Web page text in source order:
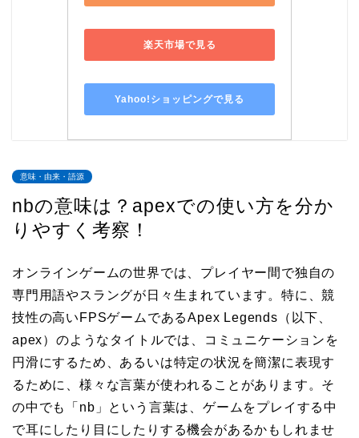
楽天市場で見る
Yahoo!ショッピングで見る
意味・由来・語源
nbの意味は？apexでの使い方を分か
りやすく考察！
オンラインゲームの世界では、プレイヤー間で独自の
専門用語やスラングが日々生まれています。特に、競
技性の高いFPSゲームであるApex Legends（以下、
apex）のようなタイトルでは、コミュニケーションを
円滑にするため、あるいは特定の状況を簡潔に表現す
るために、様々な言葉が使われることがあります。そ
の中でも「nb」という言葉は、ゲームをプレイする中
で耳にしたり目にしたりする機会があるかもしれませ